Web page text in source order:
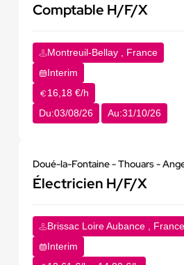
Comptable H/F/X
Montreuil-Bellay , France
Interim
16,18 €/h
Du:03/08/26 Au:31/10/26
Doué-la-Fontaine - Thouars -
Électricien H/F/X
Brissac Loire Aubance , France
Interim